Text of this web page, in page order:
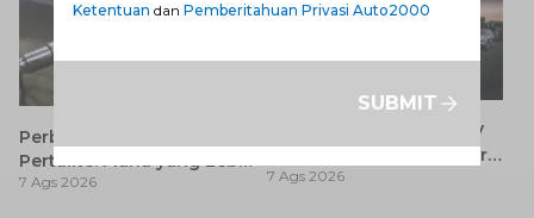
Perbedaan Pertamax dan
Pertalite: Mana yang Lebih
Baik untuk Mobil Toyota
7 Ags 2026
7 Keunggulan Mobil SUV
Dibanding MPV yang Perlu
Anda Ketahui
7 Ags 2026
Ketentuan dan Pemberitahuan Privasi Auto2000
SUBMIT